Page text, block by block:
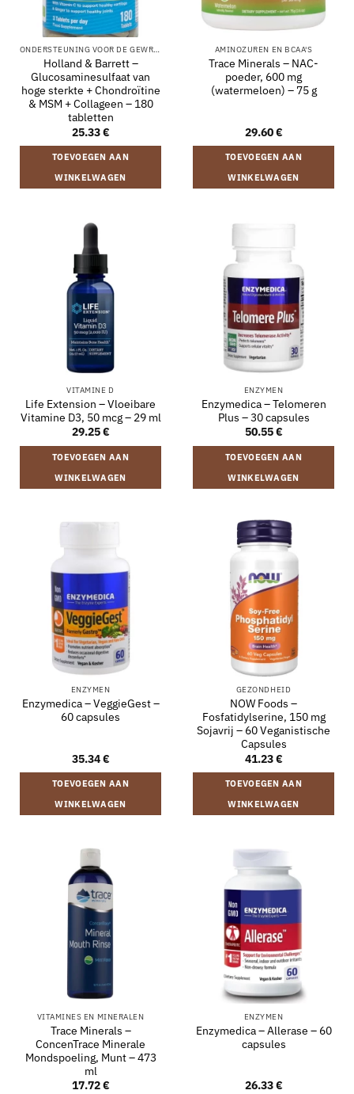
ONDERSTEUNING VOOR DE GEWRICHTEN
Holland & Barrett –
Glucosaminesulfaat van
hoge sterkte + Chondroïtine
& MSM + Collageen – 180
tabletten
25.33€
TOEVOEGEN AAN
WINKELWAGEN
AMINOZUREN EN BCAA'S
Trace Minerals – NAC-
poeder, 600 mg
(watermeloen) – 75 g
29.60€
TOEVOEGEN AAN
WINKELWAGEN
VITAMINE D
Life Extension – Vloeibare
Vitamine D3, 50 mcg – 29 ml
29.25€
TOEVOEGEN AAN
WINKELWAGEN
ENZYMEN
Enzymedica – Telomeren
Plus – 30 capsules
50.55€
TOEVOEGEN AAN
WINKELWAGEN
ENZYMEN
Enzymedica – VeggieGest –
60 capsules
35.34€
TOEVOEGEN AAN
WINKELWAGEN
GEZONDHEID
NOW Foods –
Fosfatidylserine, 150 mg
Sojavrij – 60 Veganistische
Capsules
41.23€
TOEVOEGEN AAN
WINKELWAGEN
VITAMINES EN MINERALEN
Trace Minerals –
ConcenTrace Minerale
Mondspoeling, Munt – 473
ml
17.72€
ENZYMEN
Enzymedica – Allerase – 60
capsules
26.33€